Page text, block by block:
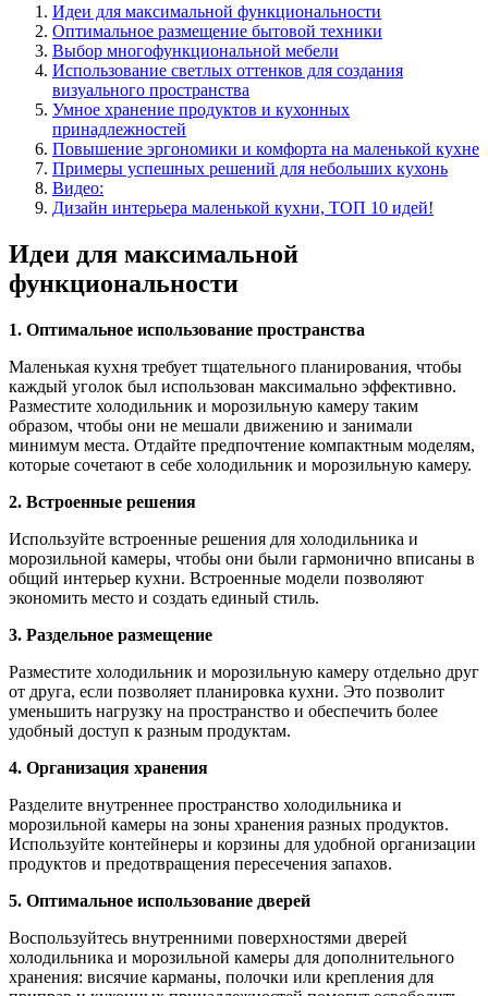
Идеи для максимальной функциональности
Оптимальное размещение бытовой техники
Выбор многофункциональной мебели
Использование светлых оттенков для создания
визуального пространства
Умное хранение продуктов и кухонных
принадлежностей
Повышение эргономики и комфорта на маленькой кухне
Примеры успешных решений для небольших кухонь
Видео:
Дизайн интерьера маленькой кухни, ТОП 10 идей!
Идеи для максимальной
функциональности
1. Оптимальное использование пространства
Маленькая кухня требует тщательного планирования, чтобы
каждый уголок был использован максимально эффективно.
Разместите холодильник и морозильную камеру таким
образом, чтобы они не мешали движению и занимали
минимум места. Отдайте предпочтение компактным моделям,
которые сочетают в себе холодильник и морозильную камеру.
2. Встроенные решения
Используйте встроенные решения для холодильника и
морозильной камеры, чтобы они были гармонично вписаны в
общий интерьер кухни. Встроенные модели позволяют
экономить место и создать единый стиль.
3. Раздельное размещение
Разместите холодильник и морозильную камеру отдельно друг
от друга, если позволяет планировка кухни. Это позволит
уменьшить нагрузку на пространство и обеспечить более
удобный доступ к разным продуктам.
4. Организация хранения
Разделите внутреннее пространство холодильника и
морозильной камеры на зоны хранения разных продуктов.
Используйте контейнеры и корзины для удобной организации
продуктов и предотвращения пересечения запахов.
5. Оптимальное использование дверей
Воспользуйтесь внутренними поверхностями дверей
холодильника и морозильной камеры для дополнительного
хранения: висячие карманы, полочки или крепления для